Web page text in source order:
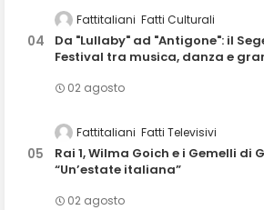
Fattitaliani Fatti Culturali
Da "Lullaby" ad "Antigone": il
Festival tra musica, danza e
02 agosto
Fattitaliani Fatti Televisivi
Rai 1, Wilma Goich e i Gemelli di
“Un’estate italiana”
02 agosto